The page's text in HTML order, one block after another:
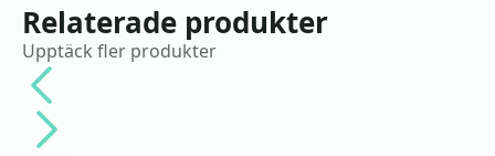
Relaterade produkter
Upptäck fler produkter